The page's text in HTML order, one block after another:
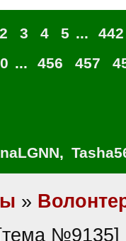
2 3 4 5 ...
442
... 456 457
,
»
№9135]